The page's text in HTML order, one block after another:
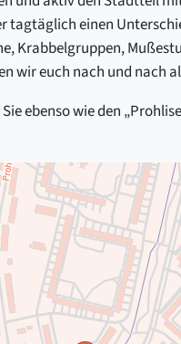
tagtäglich einen
Krabbelgruppen,
wir euch nach und nach
ebenso wie den